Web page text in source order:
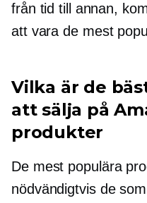
från tid till annan,
att vara de mest
Vilka är de
att sälja på
produkter
De mest populära
nödvändigtvis de